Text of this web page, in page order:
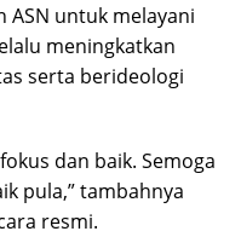
ASN untuk melayani
meningkatkan
serta berideologi
dan baik. Semoga
pula,” tambahnya
resmi.